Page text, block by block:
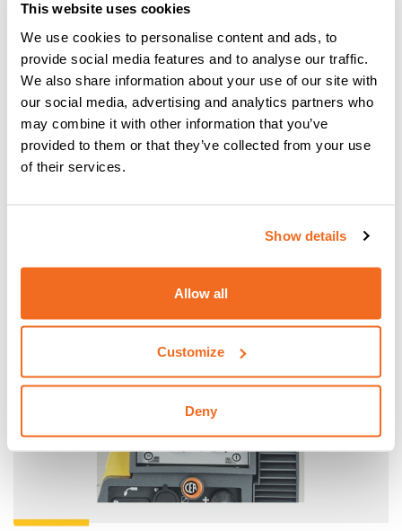
This website uses cookies
We use cookies to personalise content and ads, to
provide social media features and to analyse our traffic.
We also share information about your use of our site with
our social media, advertising and analytics partners who
may combine it with other information that you’ve
provided to them or that they’ve collected from your use
of their services.
Show details
Allow all
Customize
Deny
La durabilidad es un factor clave en las aplicaciones en
obra. La YARD MOBILE PULSE está diseñada para soportar
uso intensivo y condiciones exigentes, garantizando un
rendimiento fiable a largo plazo.
Características principales:
Alta fiabilidad en operaciones continuas
Rendimiento estable en condiciones ambientales
de los tiempos de inactividad, incluso en los entornos